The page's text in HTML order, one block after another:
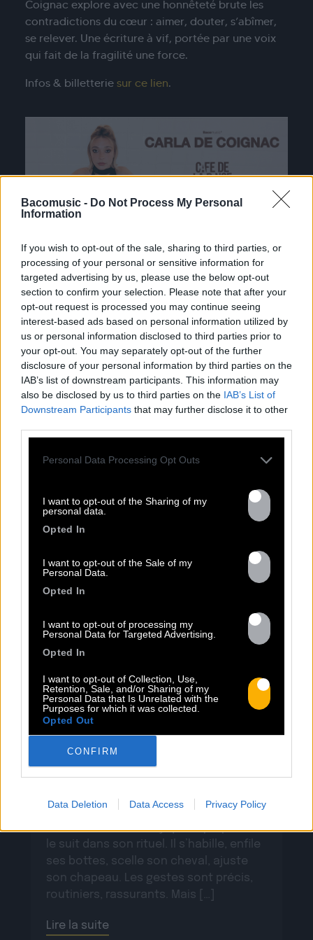
Bacomusic - Do Not Process My Personal
Information
If you wish to opt-out of the sale, sharing to third parties, or
processing of your personal or sensitive information for
targeted advertising by us, please use the below opt-out
section to confirm your selection. Please note that after your
opt-out request is processed you may continue seeing
interest-based ads based on personal information utilized by
us or personal information disclosed to third parties prior to
your opt-out. You may separately opt-out of the further
disclosure of your personal information by third parties on the
IAB’s list of downstream participants. This information may
also be disclosed by us to third parties on the IAB’s List of
Downstream Participants that may further disclose it to other
Personal Data Processing Opt Outs
I want to opt-out of the Sharing of my
personal data.
Opted In
I want to opt-out of the Sale of my
Personal Data.
Opted In
I want to opt-out of processing my
Personal Data for Targeted Advertising.
Opted In
I want to opt-out of Collection, Use,
Retention, Sale, and/or Sharing of my
Personal Data that Is Unrelated with the
Purposes for which it was collected.
Opted Out
CONFIRM
Data Deletion Data Access Privacy Policy
Coignac explore avec une honnêteté brute les
contradictions du cœur : aimer, douter, s’abîmer,
se relever. Une écriture à vif, portée par une voix
qui fait de la fragilité une force.
Infos & billetterie sur ce lien.
TOUTES LES
ACTUS
PEET SORT UN NOUVEAU CLIP !
portrait d’une virilité vacillante. Réalisé
Georgio, Ascendant Vierge…), le clip met
en scène un cow-boy qui se prépare, on
le suit dans son rituel. Il s’habille, enfile
ses bottes, scelle son cheval, ajuste
son chapeau. Les gestes sont précis,
routiniers, rassurants. Mais […]
Lire la suite